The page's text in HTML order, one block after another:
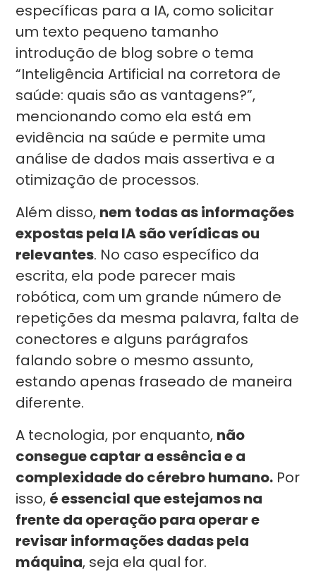
específicas para a IA, como solicitar
um texto pequeno tamanho
introdução de blog sobre o tema
“Inteligência Artificial na corretora de
saúde: quais são as vantagens?”,
mencionando como ela está em
evidência na saúde e permite uma
análise de dados mais assertiva e a
otimização de processos.
Além disso, nem todas as informações
expostas pela IA são verídicas ou
relevantes. No caso específico da
escrita, ela pode parecer mais
robótica, com um grande número de
repetições da mesma palavra, falta de
conectores e alguns parágrafos
falando sobre o mesmo assunto,
estando apenas fraseado de maneira
diferente.
A tecnologia, por enquanto, não
consegue captar a essência e a
complexidade do cérebro humano. Por
isso, é essencial que estejamos na
frente da operação para operar e
revisar informações dadas pela
máquina, seja ela qual for.